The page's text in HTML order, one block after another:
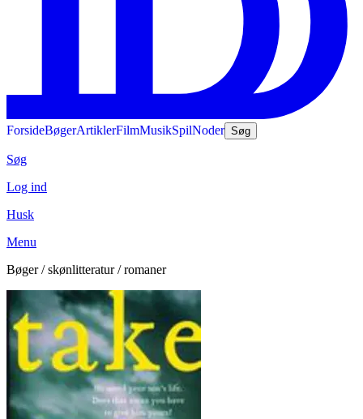
ForsideBøgerArtiklerFilmMusikSpilNoder Søg
Søg
Log ind
Husk
Menu
Bøger / skønlitteratur / romaner